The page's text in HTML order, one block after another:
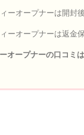
ーオープナーは開封
ーオープナーは返金
オープナーの口コミ